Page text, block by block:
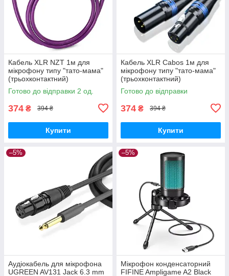
Кабель XLR NZT 1м для
мікрофону типу "тато-мама"
(трьохконтактний)
Готово до відправки 2 од.
374 ₴ 394 ₴
Купити
Кабель XLR Cabos 1м для
мікрофону типу "тато-мама"
(трьохконтактний)
Готово до відправки
374 ₴ 394 ₴
Купити
–5%
Аудіокабель для мікрофона
UGREEN AV131 Jack 6.3 mm
–5%
Мікрофон конденсаторний
FIFINE Ampligame A2 Black